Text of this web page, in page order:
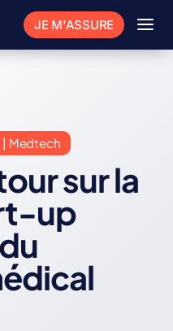
JE M'ASSURE a
Medtech
sur la
up